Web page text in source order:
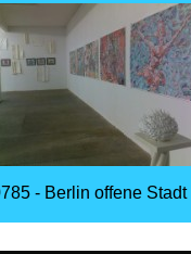
- Berlin offene Stadt